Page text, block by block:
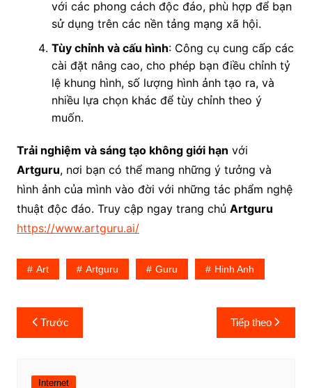
với các phong cách độc đáo, phù hợp để bạn
sử dụng trên các nền tảng mạng xã hội.
Tùy chỉnh và cấu hình: Công cụ cung cấp các
cài đặt nâng cao, cho phép bạn điều chỉnh tỷ
lệ khung hình, số lượng hình ảnh tạo ra, và
nhiều lựa chọn khác để tùy chỉnh theo ý
muốn.
Trải nghiệm và sáng tạo không giới hạn với
Artguru, nơi bạn có thể mang những ý tưởng và
hình ảnh của mình vào đời với những tác phẩm nghệ
thuật độc đáo. Truy cập ngay trang chủ Artguru
https://www.artguru.ai/
Art Artguru Guru Hinh Anh
Điều
hướng
viết
Trước Tiếp theo
Internet